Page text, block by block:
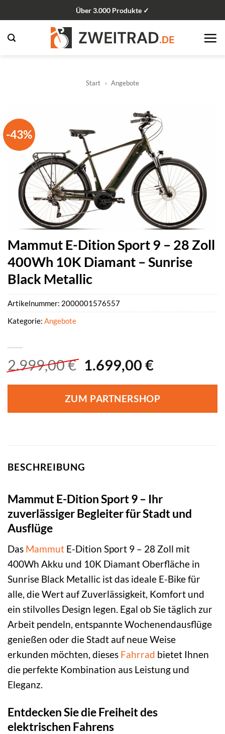
Inhalt
springen
Über 3.000 Produkte ✓
Start » Angebote
-43%
Mammut E-Dition Sport 9 – 28 Zoll
400Wh 10K Diamant – Sunrise
Black Metallic
2.999,00€ Ursprünglicher
war:
2.999,00 €
1.699,00 €Aktueller
ist:
1.699,00
ZUM PARTNERSHOP
Artikelnummer: 2000001576557
Kategorie: Angebote
BESCHREIBUNG
Mammut E-Dition Sport 9 – Ihr
zuverlässiger Begleiter für Stadt und
Ausflüge
Das Mammut E-Dition Sport 9 – 28 Zoll mit
400Wh Akku und 10K Diamant Oberfläche in
Sunrise Black Metallic ist das ideale E-Bike für
alle, die Wert auf Zuverlässigkeit, Komfort und
ein stilvolles Design legen. Egal ob Sie täglich zur
Arbeit pendeln, entspannte Wochenendausflüge
genießen oder die Stadt auf neue Weise
erkunden möchten, dieses Fahrrad bietet Ihnen
die perfekte Kombination aus Leistung und
Eleganz.
Entdecken Sie die Freiheit des
elektrischen Fahrens